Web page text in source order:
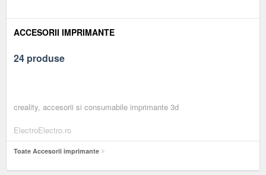
ACCESORII IMPRIMANTE
24 produse
creality, accesorii si consumabile imprimante 3d
ElectroElectro.ro
Toate Accesorii imprimante